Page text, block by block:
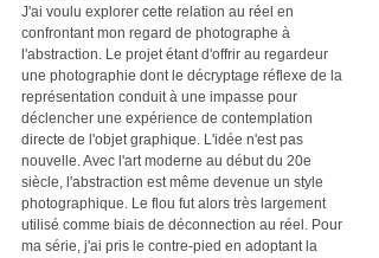
J'ai voulu explorer cette relation au réel en
confrontant mon regard de photographe à
l'abstraction. Le projet étant d'offrir au regardeur
une photographie dont le décryptage réflexe de la
représentation conduit à une impasse pour
déclencher une expérience de contemplation
directe de l'objet graphique. L'idée n'est pas
nouvelle. Avec l'art moderne au début du 20e
siècle, l'abstraction est même devenue un style
photographique. Le flou fut alors très largement
utilisé comme biais de déconnection au réel. Pour
ma série, j'ai pris le contre-pied en adoptant la